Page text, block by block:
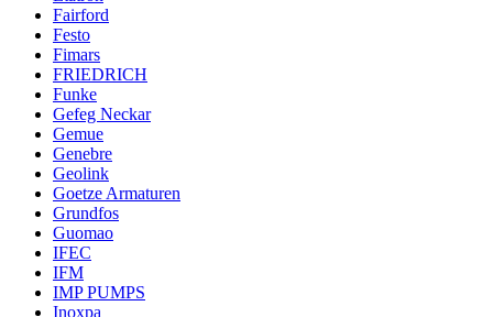
Fairford
Festo
Fimars
FRIEDRICH
Funke
Gefeg Neckar
Gemue
Genebre
Geolink
Goetze Armaturen
Grundfos
Guomao
IFEC
IFM
IMP PUMPS
Inoxpa